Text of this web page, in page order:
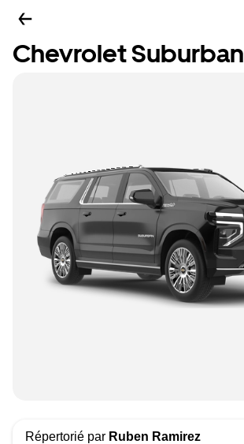
Chevrolet Suburban
Répertorié par Ruben Ramirez